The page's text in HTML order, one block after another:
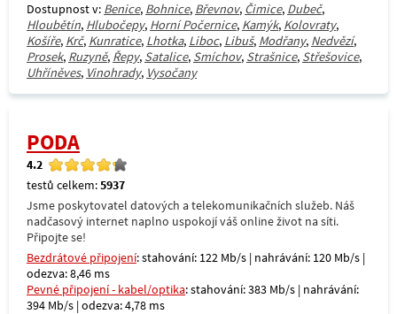
Dostupnost v: Benice, Bohnice, Břevnov, Čimice, Dubeč,
Hloubětín, Hlubočepy, Horní Počernice, Kamýk, Kolovraty,
Košíře, Krč, Kunratice, Lhotka, Liboc, Libuš, Modřany, Nedvězí,
Prosek, Ruzyně, Řepy, Satalice, Smíchov, Strašnice, Střešovice,
Uhříněves, Vinohrady, Vysočany
PODA
4.2
testů celkem:5937
Jsme poskytovatel datových a telekomunikačních služeb. Náš
nadčasový internet naplno uspokojí váš online život na síti.
Připojte se!
Bezdrátové připojení: stahování: 122 Mb/s | nahrávání: 120 Mb/s |
odezva: 8,46 ms
Pevné připojení - kabel/optika: stahování: 383 Mb/s | nahrávání:
394 Mb/s | odezva: 4,78 ms